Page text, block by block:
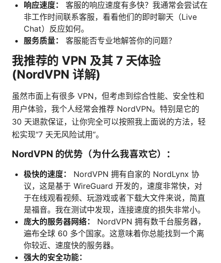
响应速度：
客服的响应速度有多快？我通常会尝试在
非工作时间联系客服，看看他们的即时聊天（Live
Chat）反应如何。
服务质量：
客服能否专业地解答你的问题？
我推荐的 VPN 及其 7 天体验
(NordVPN 详解)
虽然市面上有很多 VPN，但考虑到综合性能、安全性和
用户体验，我个人经常会推荐 NordVPN。特别是它的
30 天退款保证，让你完全可以按照我上面说的方法，轻
松实现“7 天无风险试用”。
NordVPN 的优势（为什么我喜欢它）：
极快的速度：
NordVPN 拥有自家的 NordLynx 协
议，这是基于 WireGuard 开发的，速度非常快，对
于在线观看视频、玩游戏或者下载大文件来说，简直
是福音。我在测试中发现，连接速度的损失非常小。
庞大的服务器网络：
NordVPN 拥有数千台服务器，
遍布全球 60 多个国家。这意味着你总能找到一个离
你较近、速度快的服务器。
强大的安全功能：